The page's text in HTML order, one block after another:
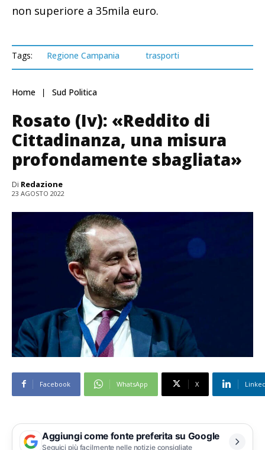
non superiore a 35mila euro.
Tags: Regione Campania trasporti
Home Sud Politica
Rosato (Iv): «Reddito di
Cittadinanza, una misura
profondamente sbagliata»
Di Redazione
23 AGOSTO 2022
Facebook WhatsApp X
Aggiungi come fonte preferita su Google
Seguici più facilmente nelle notizie consigliate